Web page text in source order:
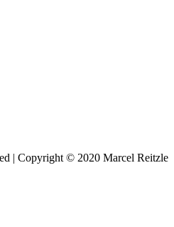
| Copyright © 2020 Marcel Reitzle